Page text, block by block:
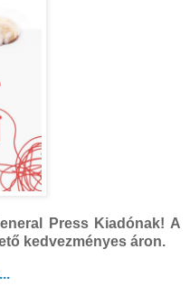
Press Kiadónak! A
kedvezményes áron.